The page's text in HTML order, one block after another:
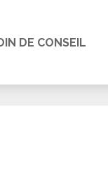
DE CONSEIL